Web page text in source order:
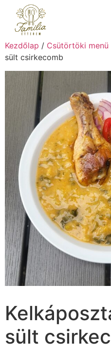
Kezdőlap / Csütörtöki menü
sült csirkecomb
sült